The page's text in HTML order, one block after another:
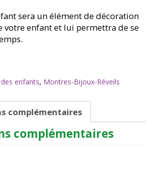
prix
:
€.
sera un élément de décoration
votre enfant et lui permettra de se
enfants, Montres-Bijoux-Réveils
complémentaires
complémentaires